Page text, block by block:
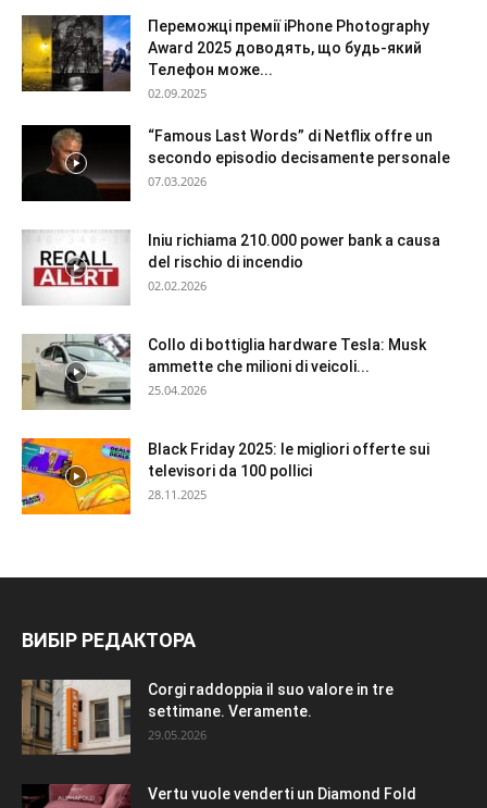
Переможці премії iPhone Photography
Award 2025 доводять, що будь-який
Телефон може...
02.09.2025
“Famous Last Words” di Netflix offre un
secondo episodio decisamente personale
07.03.2026
Iniu richiama 210.000 power bank a causa
del rischio di incendio
02.02.2026
Collo di bottiglia hardware Tesla: Musk
ammette che milioni di veicoli...
25.04.2026
Black Friday 2025: le migliori offerte sui
televisori da 100 pollici
28.11.2025
ВИБІР РЕДАКТОРА
Corgi raddoppia il suo valore in tre
settimane. Veramente.
29.05.2026
Vertu vuole venderti un Diamond Fold